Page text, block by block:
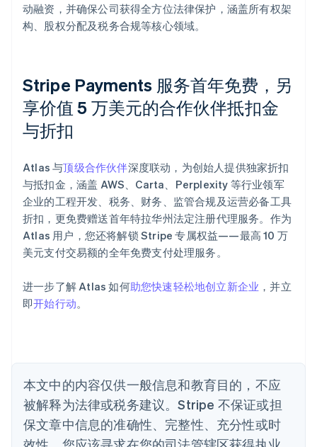
动融资，并确保公司获得全方位法律保护，涵盖所有权架
构、股权分配及税务合规等核心领域。
Stripe Payments 服务首年免费，另
享价值 5 万美元的合作伙伴抵扣金
与折扣
Atlas 与顶级合作伙伴深度联动，为创始人提供独家折扣
与抵扣金，涵盖 AWS、Carta、Perplexity 等行业领军
企业的工程开发、税务、财务、监管合规及运营必备工具
折扣，更免费赠送首年特拉华州法定注册代理服务。作为
Atlas 用户，您还将解锁 Stripe 专属权益——最高 10 万
美元支付交易额的全年免费支付处理服务。
进一步了解 Atlas 如何助您快速轻松地创立新企业 ，并立
即开始行动。
本文中的内容仅供一般信息和教育目的，不应
被解释为法律或税务建议。Stripe 不保证或担
保文章中信息的准确性、完整性、充分性或时
阿联酋
English
English
爱沙尼亚
English
奥地利
DeutschEnglish
澳大利亚
English
PortuguêsEnglish
保加利亚
English
丹麦
德国
DeutschEnglish
法国